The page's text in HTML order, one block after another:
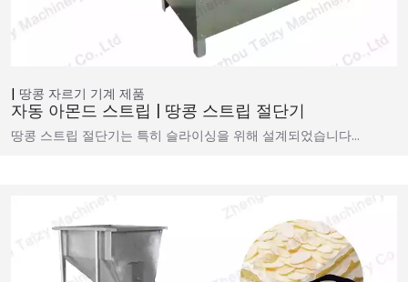
땅콩 자르기 기계 제품
자동 아몬드 스트립 | 땅콩 스트립 절단기
땅콩 스트립 절단기는 특히 슬라이싱을 위해 설계되었습니다…